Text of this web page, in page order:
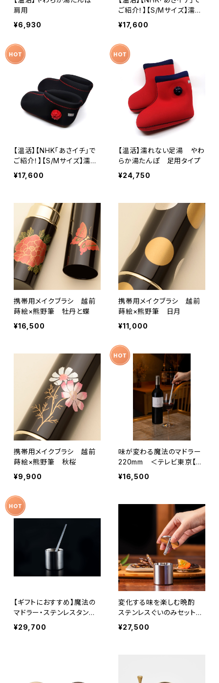
肩用
¥6,930
ご紹介！】【S/Mサイズ】濡れ
ない足湯 やわらか湯たん
ぽ 足用ショートタイプ レ
¥17,600
【温活】【NHK「あさイチ」で
ご紹介！】【S/Mサイズ】濡れ
ない足湯 やわらか湯たん
ぽ 足用ショートタイプ ブ
¥17,600
【温活】濡れない足湯 やわ
らか湯たんぽ 足用タイプ
¥24,750
携帯用メイクブラシ 越前
蒔絵×熊野筆 牡丹と蝶
¥16,500
携帯用メイクブラシ 越前
蒔絵×熊野筆 日月
¥11,000
携帯用メイクブラシ 越前
蒔絵×熊野筆 秋桜
¥9,900
味が変わる魔法のマドラー
220mm ＜テレビ東京【男
子ごはん】にてご紹介＞お酒
をもっと楽しむ
¥16,500
【ギフトにおすすめ】魔法の
マドラー・ステンレスタンブ
ラー セット
¥29,700
変化する味を楽しむ晩酌
ステンレスぐいのみセット
50mm＆Φ8
¥27,500